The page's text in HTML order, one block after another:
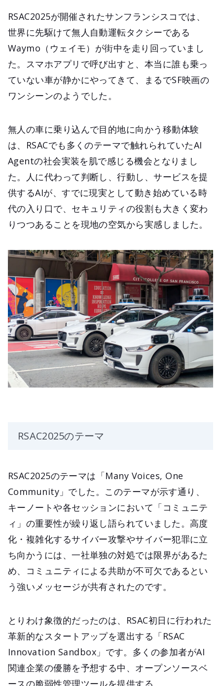
RSAC2025が開催されたサンフランシスコでは、
世界に先駆けて無人自動運転タクシーである
Waymo（ウェイモ）が街中を走り回っていまし
た。スマホアプリで呼び出すと、本当に誰も乗っ
ていない車が静かにやってきて、まるでSF映画の
ワンシーンのようでした。
無人の車に乗り込んで目的地に向かう移動体験
は、RSACでも多くのテーマで触れられていたAI
Agentの社会実装を肌で感じる機会となりまし
た。人に代わって判断し、行動し、サービスを提
供するAIが、すでに現実として動き始めている時
代の入り口で、セキュリティの役割も大きく変わ
りつつあることを現地の空気から実感しました。
RSAC2025のテーマ
RSAC2025のテーマは「Many Voices, One
Community」でした。このテーマが示す通り、
キーノートや各セッションにおいて「コミュニテ
ィ」の重要性が繰り返し語られていました。高度
化・複雑化するサイバー攻撃やサイバー犯罪に立
ち向かうには、一社単独の対処では限界があるた
め、コミュニティによる共助が不可欠であるとい
う強いメッセージが共有されたのです。
とりわけ象徴的だったのは、RSAC初日に行われた
革新的なスタートアップを選出する「RSAC
Innovation Sandbox」です。多くの参加者がAI
関連企業の優勝を予想する中、オープンソースベ
ースの脆弱性管理ツールを提供する